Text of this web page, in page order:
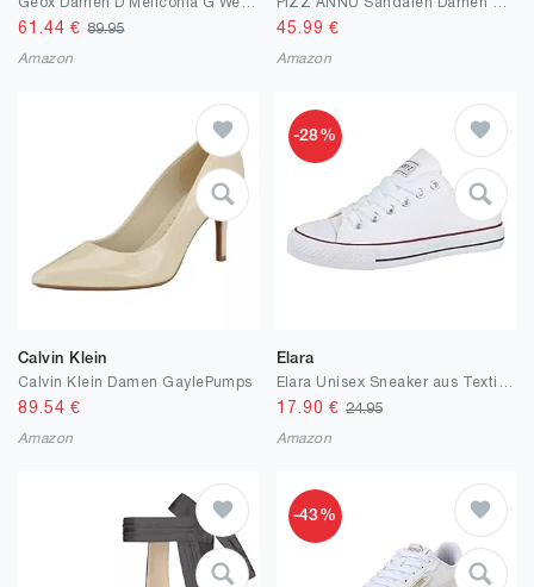
61.44 €89.95
Amazon
45.99 €
Amazon
Calvin Klein
Calvin Klein Damen GaylePumps
89.54 €
Amazon
-28%
Elara
17.90 € 24.95
Amazon
-43%